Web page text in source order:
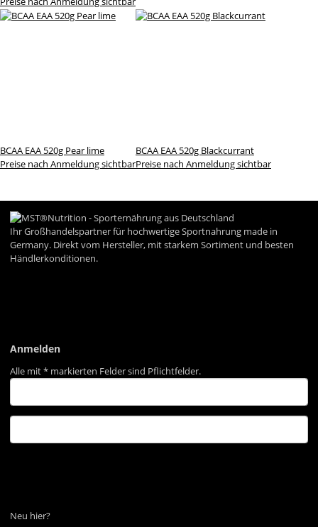
BCAA EAA 520g Pear lime
Preise nach Anmeldung sichtbar
BCAA EAA 520g Blackcurrant
Preise nach Anmeldung sichtbar
Ihr Großhandelspartner für hochwertige Sportnahrung made in
Germany. Direkt vom Hersteller, mit starkem Sortiment und besten
Händlerkonditionen.
Anmelden
Alle mit* markierten Felder sind Pflichtfelder.
Neu hier?